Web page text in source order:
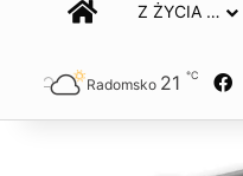
STRONA GŁÓWNA
Z ŻYCIA …
Radomsko 21 ℃